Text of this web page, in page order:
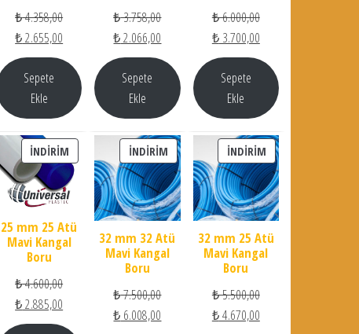
₺4.358,00Orijinal fiyat: ₺ 4.358,00.
₺2.655,00 Şu andaki fiyat: ₺ 2.655,00.
Sepete
Ekle
₺3.758,00Orijinal fiyat: ₺ 3.758,00.
₺2.066,00 Şu andaki fiyat: ₺ 2.066,00.
Sepete
Ekle
₺6.000,00Orijinal fiyat: ₺
₺3.700,00Şu andaki fiyat: ₺
Sepete
Ekle
İNDIRIM İNDIRIMDEKI ÜRÜN
25 mm 25 Atü
Mavi Kangal
Boru
₺4.600,00Orijinal fiyat: ₺ 4.600,00.
₺2.885,00 Şu andaki fiyat: ₺ 2.885,00.
İNDIRIMİNDIRIMDEKI ÜRÜN
32 mm 32 Atü
Mavi Kangal
Boru
₺7.500,00Orijinal fiyat: ₺ 7.500,00.
₺ 6.008,00 Şu andaki fiyat: ₺ 6.008,00.
İNDIRIM İNDIRIMDEKI ÜRÜN
32 mm 25 Atü
Mavi Kangal
Boru
₺5.500,00Orijinal fiyat: ₺
₺4.670,00Şu andaki fiyat: ₺